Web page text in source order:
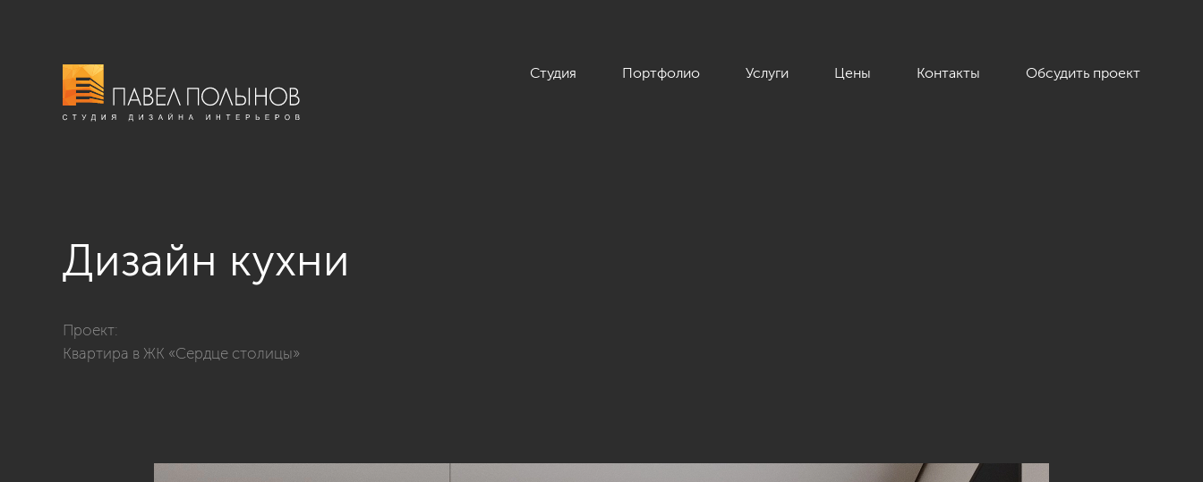
Студия Портфолио Услуги Цены Контакты Обсудить проект
Дизайн кухни
Проект:
Квартира в ЖК «Сердце столицы»